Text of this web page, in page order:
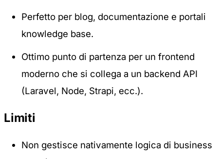
Perfetto per blog, documentazione e portali
knowledge base.
Ottimo punto di partenza per un frontend
moderno che si collega a un backend API
(Laravel, Node, Strapi, ecc.).
Limiti
Non gestisce nativamente logica di business